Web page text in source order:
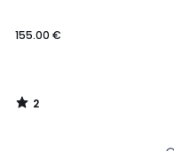
155.00 €
2
/